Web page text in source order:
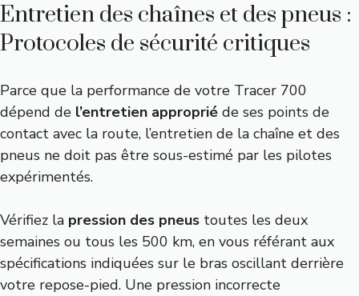
Entretien des chaînes et des pneus :
Protocoles de sécurité critiques
Parce que la performance de votre Tracer 700
dépend de l’entretien approprié de ses points de
contact avec la route, l’entretien de la chaîne et des
pneus ne doit pas être sous-estimé par les pilotes
expérimentés.
Vérifiez la pression des pneus toutes les deux
semaines ou tous les 500 km, en vous référant aux
spécifications indiquées sur le bras oscillant derrière
votre repose-pied. Une pression incorrecte